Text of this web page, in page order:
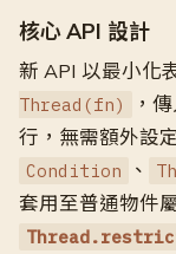
核心 API 設計
新 API 以最小化
Thread(fn)
，
行，無需額外設
Condition 、
套用至普通物件